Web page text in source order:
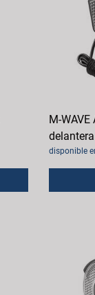
M-
disponible